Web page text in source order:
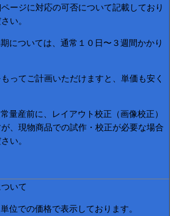
ージに対応の可否について記載しており
い。
については、通常１０日〜３週間かかり
ってご計画いただけますと、単価も安く
量産前に、レイアウト校正（画像校正）
、現物商品での試作・校正が必要な場合
い。
いて
位での価格で表示しております。